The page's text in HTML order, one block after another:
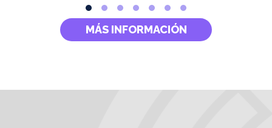
MÁS INFORMACIÓN